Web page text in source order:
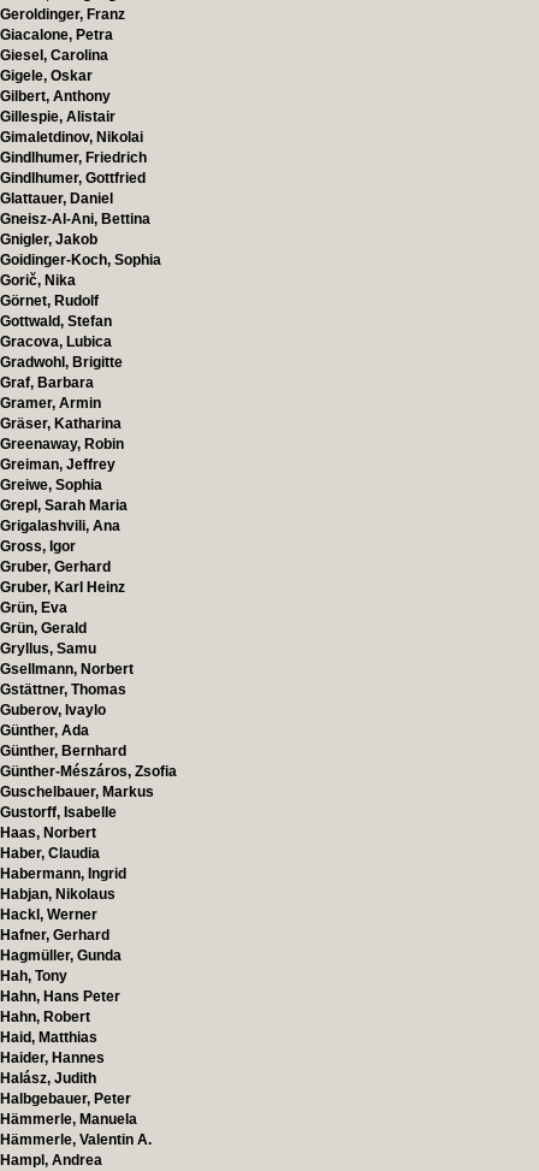
Geroldinger, Franz
Giacalone, Petra
Giesel, Carolina
Gigele, Oskar
Gilbert, Anthony
Gillespie, Alistair
Gimaletdinov, Nikolai
Gindlhumer, Friedrich
Gindlhumer, Gottfried
Glattauer, Daniel
Gneisz-Al-Ani, Bettina
Gnigler, Jakob
Goidinger-Koch, Sophia
Gorič, Nika
Görnet, Rudolf
Gottwald, Stefan
Gracova, Lubica
Gradwohl, Brigitte
Graf, Barbara
Gramer, Armin
Gräser, Katharina
Greenaway, Robin
Greiman, Jeffrey
Greiwe, Sophia
Grepl, Sarah Maria
Grigalashvili, Ana
Gross, Igor
Gruber, Gerhard
Gruber, Karl Heinz
Grün, Eva
Grün, Gerald
Gryllus, Samu
Gsellmann, Norbert
Gstättner, Thomas
Guberov, Ivaylo
Günther, Ada
Günther, Bernhard
Günther-Mészáros, Zsofia
Guschelbauer, Markus
Gustorff, Isabelle
Haas, Norbert
Haber, Claudia
Habermann, Ingrid
Habjan, Nikolaus
Hackl, Werner
Hafner, Gerhard
Hagmüller, Gunda
Hah, Tony
Hahn, Hans Peter
Hahn, Robert
Haid, Matthias
Haider, Hannes
Halász, Judith
Halbgebauer, Peter
Hämmerle, Manuela
Hämmerle, Valentin A.
Hampl, Andrea